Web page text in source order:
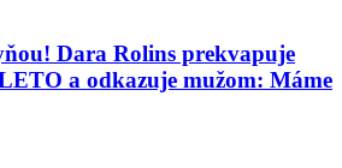
Dara Rolins prekvapuje
a odkazuje mužom: Máme